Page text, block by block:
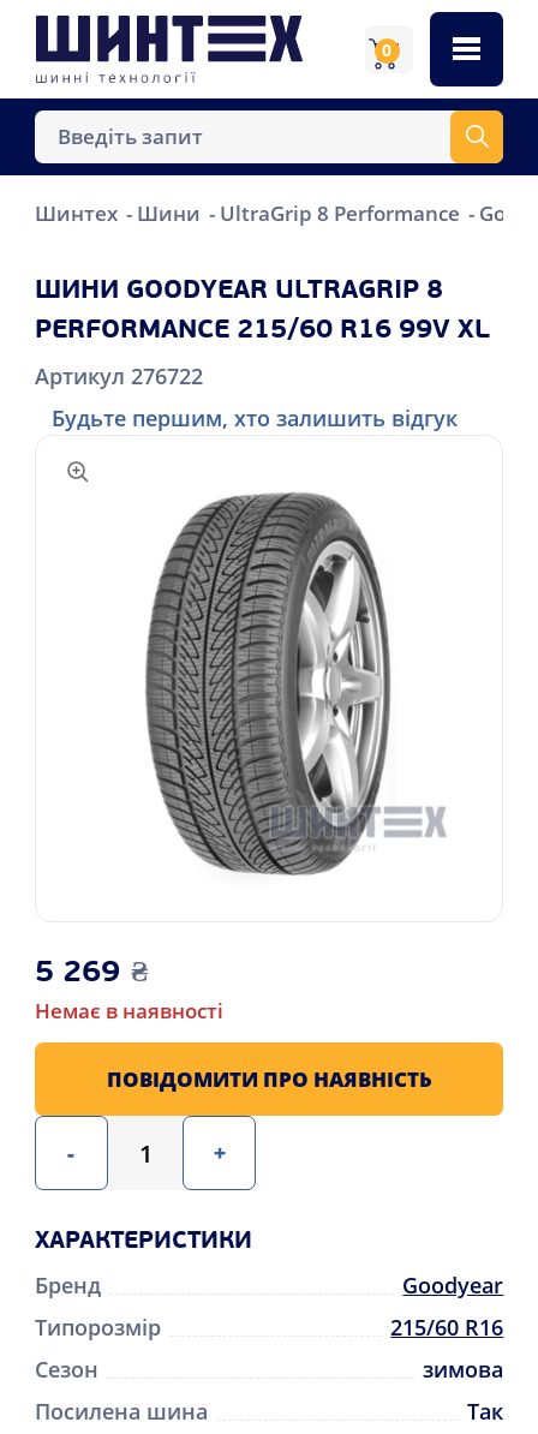
0
Шинтех Шини UltraGrip 8 Performance
ШИНИ GOODYEAR ULTRAGRIP 8
PERFORMANCE 215/60 R16 99V XL
Артикул 276722
Будьте першим, хто залишить відгук
5 269 ₴
Немає в наявності
- +
ПОВІДОМИТИ ПРО НАЯВНІСТЬ
ХАРАКТЕРИСТИКИ
Бренд
Goodyear
Типорозмір
215/60 R16
Сезон
зимова
Посилена шина
Так